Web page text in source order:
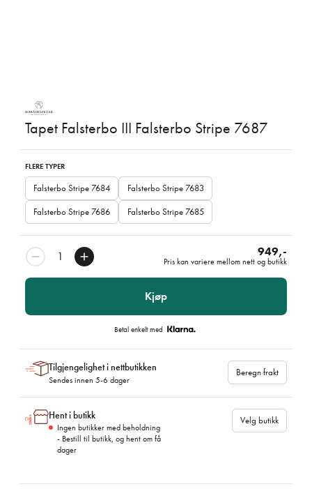
Tapet Falsterbo III Falsterbo Stripe 7687
FLERE TYPER
Falsterbo Stripe 7684
Falsterbo Stripe 7683
Falsterbo Stripe 7686
Falsterbo Stripe 7685
949,-
Pris kan variere mellom nett og butikk
Kjøp
Betal enkelt med
Tilgjengelighet i nettbutikken
Sendes innen 5-6 dager
Beregn frakt
Hent i butikk
Ingen butikker med beholdning
- Bestill til butikk, og hent om få
dager
Velg butikk